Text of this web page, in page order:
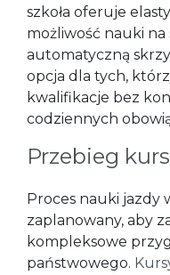
szkoła oferuje
możliwość nauki na
automatyczną
opcja dla tych,
kwalifikacje bez
codziennych
Przebieg
Proces nauki jazdy
zaplanowany, aby
kompleksowe
państwowego.